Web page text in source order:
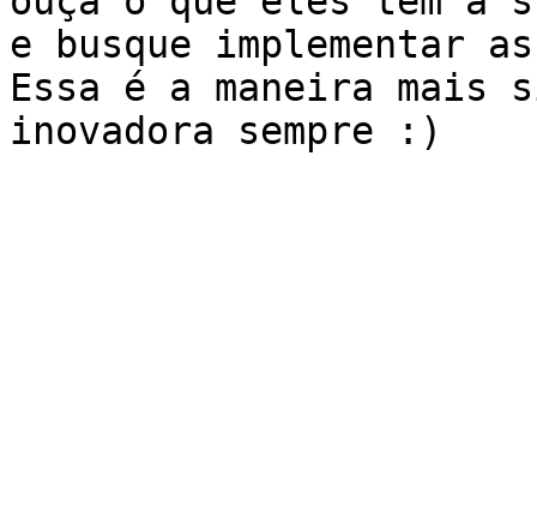
e busque implementar
Essa é a maneira mais
inovadora sempre :)